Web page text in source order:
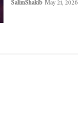
SalimShakib May 21, 2026